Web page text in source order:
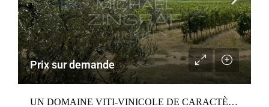
Prix sur demande
UN DOMAINE VITI-VINICOLE DE CARACTÈRE AOP C.A.P